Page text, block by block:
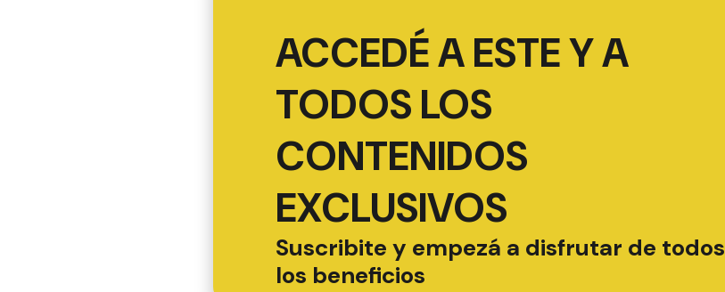
ACCEDÉ A ESTE Y A
TODOS LOS
CONTENIDOS
EXCLUSIVOS
Suscribite y empezá a disfrutar de todos
los beneficios